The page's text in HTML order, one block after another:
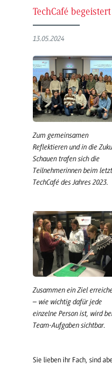
TechCafé
13.05.2024
Zum gemeinsamen
Reflektieren und in die
Schauen trafen sich die
Teilnehmerinnen beim
TechCafé des Jahres 2023.
Zusammen ein Ziel
– wie wichtig dafür jede
einzelne Person ist, wird
Team-Aufgaben sichtbar.
Sie lieben ihr Fach, sind